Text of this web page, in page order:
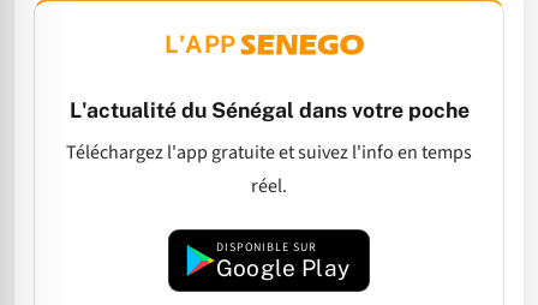
L'APP
L'actualité du Sénégal dans votre poche
Téléchargez l'app gratuite et suivez l'info en temps
réel.
DISPONIBLE SUR
Google Play